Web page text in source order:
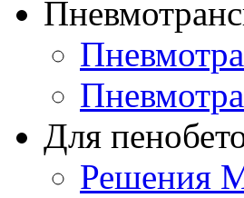
Для
Решения